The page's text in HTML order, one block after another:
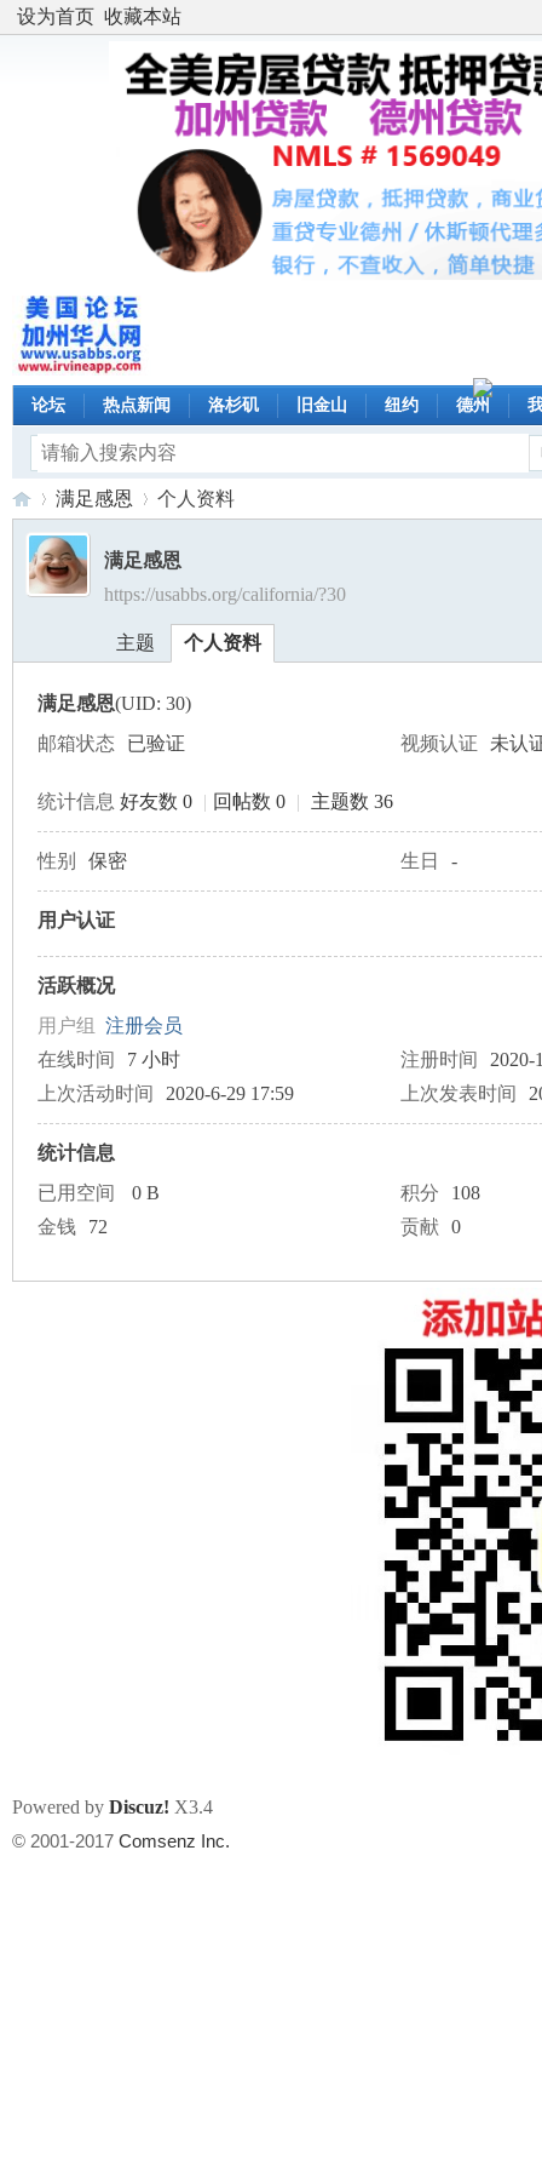
设为首页 收藏本站
论坛 热点新闻 洛杉矶 旧金山 纽约 德州
美
州
›
满足感恩
›
个人资料
满足感恩
https://usabbs.org/california/?30
主题 个人资料
满足感恩(UID: 30)
邮箱状态
已验证 视频认证 未认
统计信息 好友数 0 | 回帖数 0 | 主题数 36
性别 保密 生日 -
用户认证
活跃概况
用户组 注册会员
在线时间
7 小时 注册时间
2020-
上次活动时间
2020-6-29 17:59 上次发表时间
统计信息
已用空间
0 B 积分
108
金钱
72 贡献 0
Powered by Discuz! X3.4
© 2001-2017 Comsenz Inc.